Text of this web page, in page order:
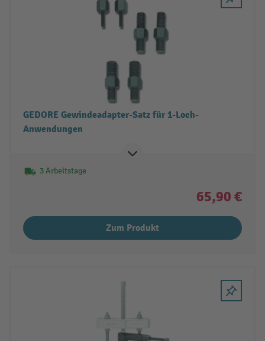
GEDORE Gewindeadapter-Satz für 1-Loch-
Anwendungen
3 Arbeitstage
65,90 €
Zum Produkt